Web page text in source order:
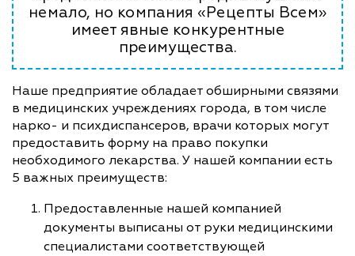
немало, но компания «Рецепты Всем»
имеет явные конкурентные
преимущества.
Наше предприятие обладает обширными связями
в медицинских учреждениях города, в том числе
нарко- и психдиспансеров, врачи которых могут
предоставить форму на право покупки
необходимого лекарства. У нашей компании есть
5 важных преимуществ:
Предоставленные нашей компанией
документы выписаны от руки медицинскими
специалистами соответствующей